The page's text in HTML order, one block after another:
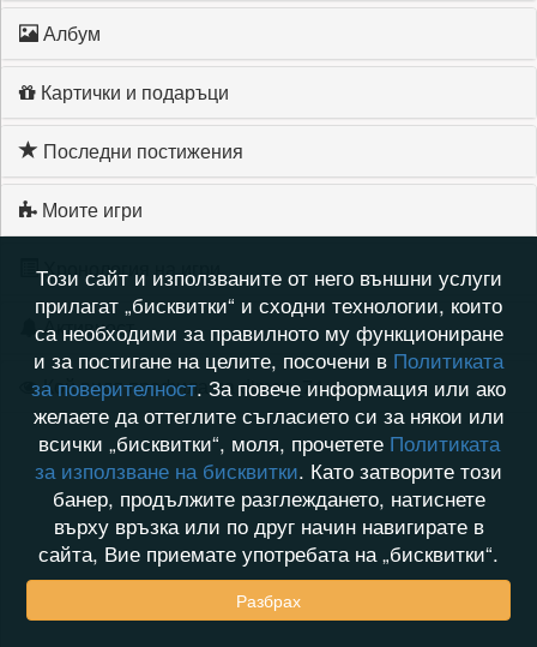
Албум
Картички и подаръци
Последни постижения
Моите игри
Хронология на игри
Активност
Кой видя профила на dimov_74
Този сайт и използваните от него външни услуги
прилагат „бисквитки“ и сходни технологии, които
са необходими за правилното му функциониране
и за постигане на целите, посочени в Политиката
за поверителност. За повече информация или ако
желаете да оттеглите съгласието си за някои или
всички „бисквитки“, моля, прочетете Политиката
за използване на бисквитки. Като затворите този
банер, продължите разглеждането, натиснете
върху връзка или по друг начин навигирате в
сайта, Вие приемате употребата на „бисквитки“.
Разбрах